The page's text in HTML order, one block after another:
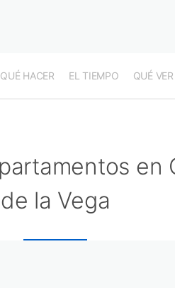
QUÉ HACER EL TIEMPO QUÉ VER
en
de la Vega